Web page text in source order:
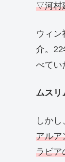
▽河村
ウィ
介。
べてい
ムスリ
しか
アルア
ラビア